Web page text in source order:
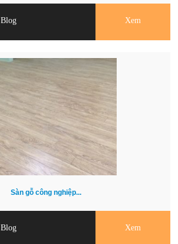
Blog Xem
Sàn gỗ công nghiệp...
Blog Xem